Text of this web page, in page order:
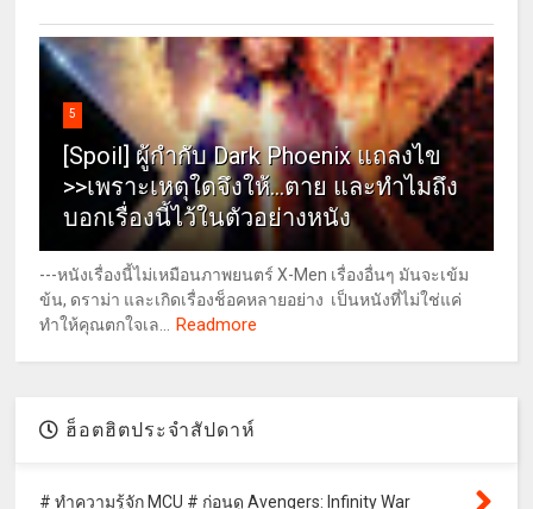
5
[Spoil] ผู้กำกับ Dark Phoenix แถลงไข
>>เพราะเหตุใดจึงให้...ตาย และทำไมถึง
บอกเรื่องนี้ไว้ในตัวอย่างหนัง
---หนังเรื่องนี้ไม่เหมือนภาพยนตร์ X-Men เรื่องอื่นๆ มันจะเข้ม
ข้น, ดราม่า และเกิดเรื่องช็อคหลายอย่าง เป็นหนังที่ไม่ใช่แค่
ทำให้คุณตกใจเล...
Readmore
ฮ็อตฮิตประจำสัปดาห์
# ทำความรู้จัก MCU # ก่อนดู Avengers: Infinity War